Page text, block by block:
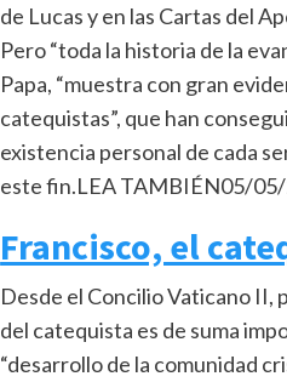
de Lucas y en las Cartas del
Pero “toda la historia de la
Papa, “muestra con gran
catequistas”, que han
existencia personal de cada
este fin.LEA TAMBIÉN05/
Francisco, el
Desde el Concilio Vaticano II,
del catequista es de suma
“desarrollo de la comunidad